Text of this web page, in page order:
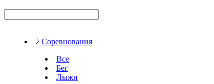
Соревнования
Все
Бег
Лыжи